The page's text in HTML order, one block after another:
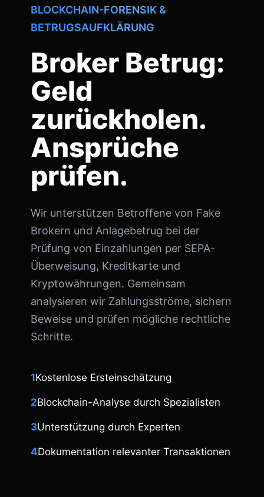
BLOCKCHAIN-FORENSIK &
BETRUGSAUFKLÄRUNG
Broker Betrug:
Geld
zurückholen.
Ansprüche
prüfen.
Wir unterstützen Betroffene von Fake
Brokern und Anlagebetrug bei der
Prüfung von Einzahlungen per SEPA-
Überweisung, Kreditkarte und
Kryptowährungen. Gemeinsam
analysieren wir Zahlungsströme, sichern
Beweise und prüfen mögliche rechtliche
Schritte.
1Kostenlose Ersteinschätzung
2Blockchain-Analyse durch Spezialisten
3Unterstützung durch Experten
4Dokumentation relevanter Transaktionen